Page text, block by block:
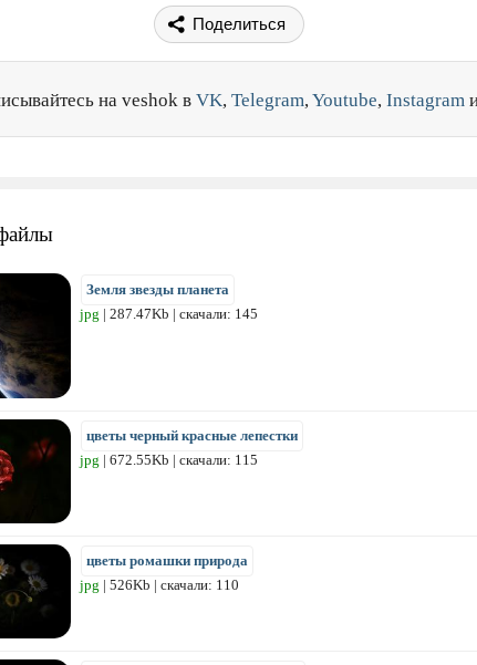
Поделиться
на veshok в VK, Telegram,Youtube, Instagram
Земля звезды планета
jpg | 287.47Kb | скачали: 145
цветы черный красные лепестки
jpg | 672.55Kb | скачали: 115
цветы ромашки природа
jpg | 526Kb | скачали: 110